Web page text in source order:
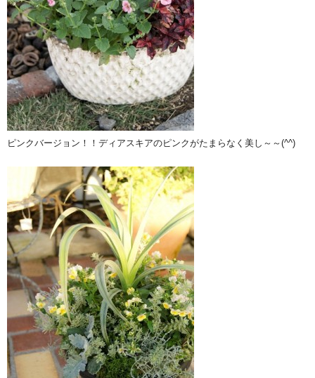
ピンクバージョン！！ディアスキアのピンクがたまらなく美し～～(^^)